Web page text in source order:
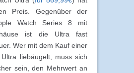
Preis. Gegenüber der
Watch Series 8 mit
ist die Ultra fast
Wer mit dem Kauf einer
liebäugelt, muss sich
sein, den Mehrwert an